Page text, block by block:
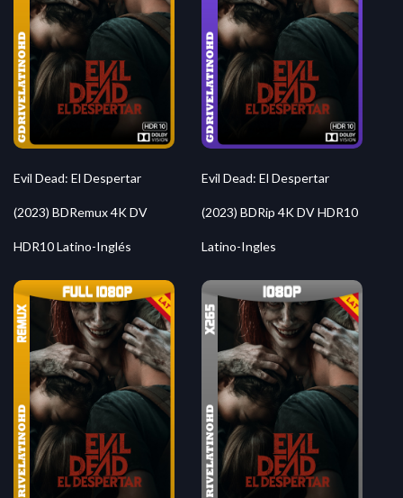
Evil Dead: El Despertar
(2023) BDRemux 4K DV
HDR10 Latino-Inglés
Evil Dead: El Despertar
(2023) BDRip 4K DV HDR10
Latino-Ingles